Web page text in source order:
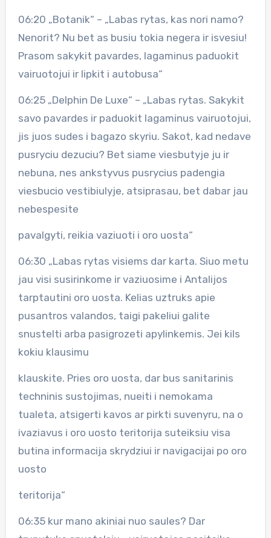
06:20 „Botanik“ – „Labas rytas, kas nori namo?
Nenorit? Nu bet as busiu tokia negera ir isvesiu!
Prasom sakykit pavardes, lagaminus paduokit
vairuotojui ir lipkit i autobusa“
06:25 „Delphin De Luxe“ – „Labas rytas. Sakykit
savo pavardes ir paduokit lagaminus vairuotojui,
jis juos sudes i bagazo skyriu. Sakot, kad nedave
pusryciu dezuciu? Bet siame viesbutyje ju ir
nebuna, nes ankstyvus pusrycius padengia
viesbucio vestibiulyje, atsiprasau, bet dabar jau
nebespesite
pavalgyti, reikia vaziuoti i oro uosta“
06:30 „Labas rytas visiems dar karta. Siuo metu
jau visi susirinkome ir vaziuosime i Antalijos
tarptautini oro uosta. Kelias uztruks apie
pusantros valandos, taigi pakeliui galite
snustelti arba pasigrozeti apylinkemis. Jei kils
kokiu klausimu
klauskite. Pries oro uosta, dar bus sanitarinis
techninis sustojimas, nueiti i nemokama
tualeta, atsigerti kavos ar pirkti suvenyru, na o
ivaziavus i oro uosto teritorija suteiksiu visa
butina informacija skrydziui ir navigacijai po oro
uosto
teritorija“
06:35 kur mano akiniai nuo saules? Dar